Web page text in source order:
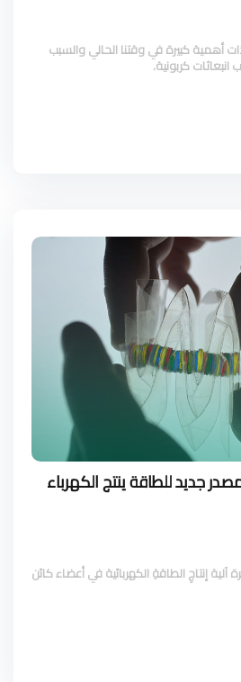
أهمية كبيرة في وقتنا الحالي والسبب
انبعاثات كربونية.
جديد للطاقة ينتج الكهرباء
آلية إنتاجِ الطاقةِ الكهربائية في أعضاء كائن